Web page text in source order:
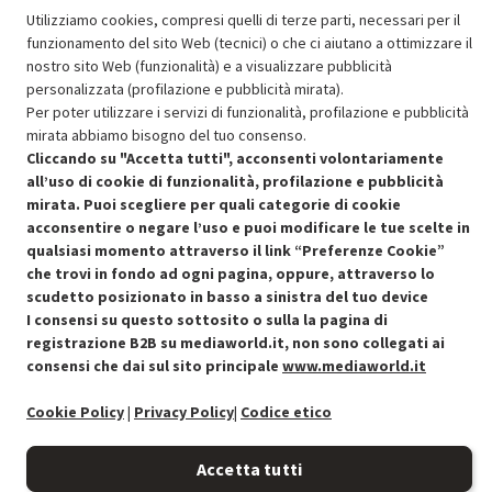
OFFERTE IMPERDIBILI
Risparmio garantito rispetto al corrispondente prodotto nuovo.
Condizioni generali di vendita
Preferenze cookie
Informativa privacy
Accessibilità
Recedere dal contratto qui
Utilizziamo cookies, compresi quelli di terze parti, necessari per il
funzionamento del sito Web (tecnici) o che ci aiutano a ottimizzare il
nostro sito Web (funzionalità) e a visualizzare pubblicità
personalizzata (profilazione e pubblicità mirata).
Per poter utilizzare i servizi di funzionalità, profilazione e pubblicità
mirata abbiamo bisogno del tuo consenso.
Cliccando su "Accetta tutti", acconsenti volontariamente
all’uso di cookie di funzionalità, profilazione e pubblicità
mirata. Puoi scegliere per quali categorie di cookie
acconsentire o negare l’uso e puoi modificare le tue scelte in
qualsiasi momento attraverso il link “Preferenze Cookie”
che trovi in fondo ad ogni pagina, oppure, attraverso lo
scudetto posizionato in basso a sinistra del tuo device
I consensi su questo sottosito o sulla la pagina di
registrazione B2B su mediaworld.it, non sono collegati ai
consensi che dai sul sito principale www.mediaworld.it
Cookie Policy| Privacy Policy| Codice etico
Accetta tutti